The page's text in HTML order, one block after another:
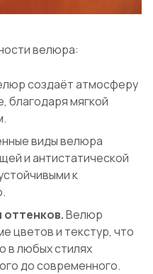
велюра:
создаёт атмосферу
благодаря мягкой
виды велюра
и антистатической
к
оттенков.Велюр
цветов и текстур, что
в любых стилях
до современного.